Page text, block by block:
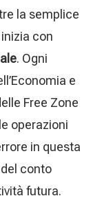
la semplice
con
. Ogni
e
Free Zone
operazioni
in questa
conto
futura.